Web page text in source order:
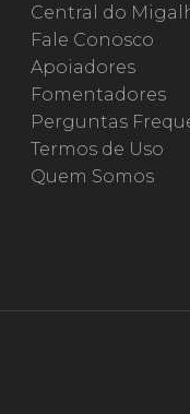
Central do
Fale Conosco
Apoiadores
Fomentadores
Perguntas
Termos de Uso
Quem Somos